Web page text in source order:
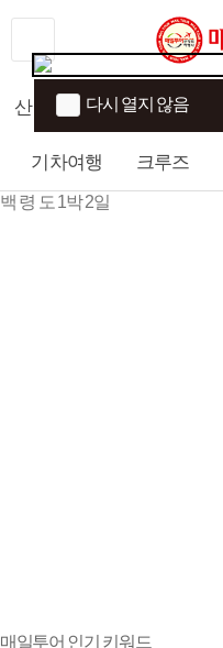
산행 섬/트래킹
기차여행 크루즈
백 령 도 1박 2일
매일투어 인기 키워드
다시 열지 않음